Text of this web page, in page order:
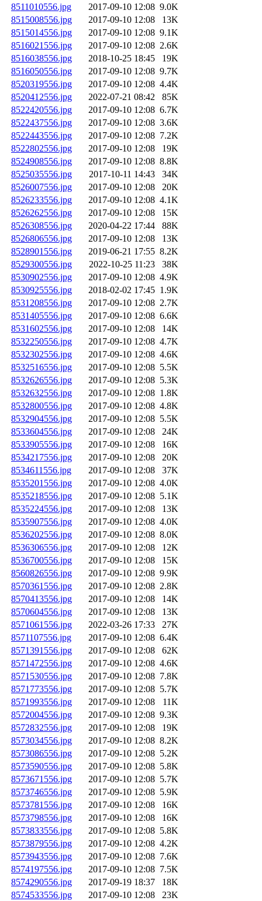
8511010556.jpg
2017-09-10 12:08 9.0K
8515008556.jpg
2017-09-10 12:08
13K
8515014556.jpg
2017-09-10 12:08 9.1K
8516021556.jpg
2017-09-10 12:08 2.6K
8516038556.jpg
2018-10-25 18:45
19K
8516050556.jpg
2017-09-10 12:08 9.7K
8520319556.jpg
2017-09-10 12:08 4.4K
8520412556.jpg
2022-07-21 08:42
85K
8522420556.jpg
2017-09-10 12:08 6.7K
8522437556.jpg
2017-09-10 12:08 3.6K
8522443556.jpg
2017-09-10 12:08 7.2K
8522802556.jpg
2017-09-10 12:08
19K
8524908556.jpg
2017-09-10 12:08 8.8K
8525035556.jpg
2017-10-11 14:43
34K
8526007556.jpg
2017-09-10 12:08
20K
8526233556.jpg
2017-09-10 12:08 4.1K
8526262556.jpg
2017-09-10 12:08
15K
8526308556.jpg
2020-04-22 17:44
88K
8526806556.jpg
2017-09-10 12:08
13K
8528901556.jpg
2019-06-21 17:55 8.2K
8529300556.jpg
2022-10-25 11:23
38K
8530902556.jpg
2017-09-10 12:08 4.9K
8530925556.jpg
2018-02-02 17:45 1.9K
8531208556.jpg
2017-09-10 12:08 2.7K
8531405556.jpg
2017-09-10 12:08 6.6K
8531602556.jpg
2017-09-10 12:08
14K
8532250556.jpg
2017-09-10 12:08 4.7K
8532302556.jpg
2017-09-10 12:08 4.6K
8532516556.jpg
2017-09-10 12:08 5.5K
8532626556.jpg
2017-09-10 12:08 5.3K
8532632556.jpg
2017-09-10 12:08 1.8K
8532800556.jpg
2017-09-10 12:08 4.8K
8532904556.jpg
2017-09-10 12:08 5.5K
8533604556.jpg
2017-09-10 12:08
24K
8533905556.jpg
2017-09-10 12:08
16K
8534217556.jpg
2017-09-10 12:08
20K
8534611556.jpg
2017-09-10 12:08
37K
8535201556.jpg
2017-09-10 12:08 4.0K
8535218556.jpg
2017-09-10 12:08 5.1K
8535224556.jpg
2017-09-10 12:08
13K
8535907556.jpg
2017-09-10 12:08 4.0K
8536202556.jpg
2017-09-10 12:08 8.0K
8536306556.jpg
2017-09-10 12:08
12K
8536700556.jpg
2017-09-10 12:08
15K
8560826556.jpg
2017-09-10 12:08 9.9K
8570361556.jpg
2017-09-10 12:08 2.8K
8570413556.jpg
2017-09-10 12:08
14K
8570604556.jpg
2017-09-10 12:08
13K
8571061556.jpg
2022-03-26 17:33
27K
8571107556.jpg
2017-09-10 12:08 6.4K
8571391556.jpg
2017-09-10 12:08
62K
8571472556.jpg
2017-09-10 12:08 4.6K
8571530556.jpg
2017-09-10 12:08 7.8K
8571773556.jpg
2017-09-10 12:08 5.7K
8571993556.jpg
2017-09-10 12:08
11K
8572004556.jpg
2017-09-10 12:08 9.3K
8572832556.jpg
2017-09-10 12:08
19K
8573034556.jpg
2017-09-10 12:08 8.2K
8573086556.jpg
2017-09-10 12:08 5.2K
8573590556.jpg
2017-09-10 12:08 5.8K
8573671556.jpg
2017-09-10 12:08 5.7K
8573746556.jpg
2017-09-10 12:08 5.9K
8573781556.jpg
2017-09-10 12:08
16K
8573798556.jpg
2017-09-10 12:08
16K
8573833556.jpg
2017-09-10 12:08 5.8K
8573879556.jpg
2017-09-10 12:08 4.2K
8573943556.jpg
2017-09-10 12:08 7.6K
8574197556.jpg
2017-09-10 12:08 7.5K
8574290556.jpg
2017-09-19 18:37
18K
8574533556.jpg
2017-09-10 12:08
23K